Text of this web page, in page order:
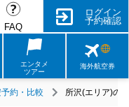
FAQ
ログイン
予約確認
エンタメ
ツアー
海外航空券
約・比較 所沢(エリア)の